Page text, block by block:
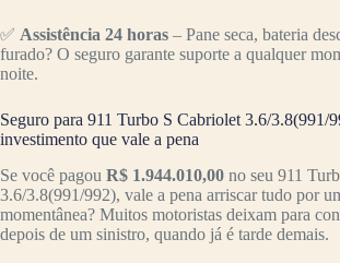
✅ Assistência 24 horas – Pane seca, bateria
furado? O seguro garante suporte a qualquer
noite.
Seguro para 911 Turbo S Cabriolet 3.6/3.8(991/
investimento que vale a pena
Se você pagou R$ 1.944.010,00 no seu 911
3.6/3.8(991/992), vale a pena arriscar tudo por
momentânea? Muitos motoristas deixam para
depois de um sinistro, quando já é tarde demais.